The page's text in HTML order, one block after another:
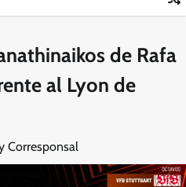
de Rafa
al Lyon de
Corresponsal